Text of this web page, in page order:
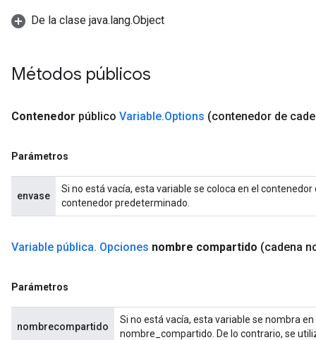
De la clase java.lang.Object
Métodos públicos
Contenedor público Variable.Options (contenedor de
Parámetros
envase
Si no está vacía, esta variable se coloca en el
contenedor predeterminado.
Variable pública. Opciones nombre compartido (cadena
Parámetros
nombrecompartido
Si no está vacía, esta variable se nombra
nombre_compartido. De lo contrario, se